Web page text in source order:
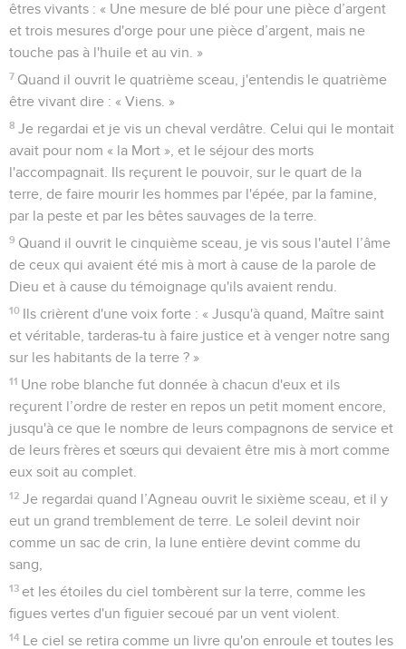
êtres vivants : « Une mesure de blé pour une pièce d’argent
et trois mesures d'orge pour une pièce d’argent, mais ne
touche pas à l'huile et au vin. »
7 Quand il ouvrit le quatrième sceau, j'entendis le quatrième
être vivant dire : « Viens. »
8 Je regardai et je vis un cheval verdâtre. Celui qui le montait
avait pour nom « la Mort », et le séjour des morts
l'accompagnait. Ils reçurent le pouvoir, sur le quart de la
terre, de faire mourir les hommes par l'épée, par la famine,
par la peste et par les bêtes sauvages de la terre.
9 Quand il ouvrit le cinquième sceau, je vis sous l'autel l’âme
de ceux qui avaient été mis à mort à cause de la parole de
Dieu et à cause du témoignage qu'ils avaient rendu.
10 Ils crièrent d'une voix forte : « Jusqu'à quand, Maître saint
et véritable, tarderas-tu à faire justice et à venger notre sang
sur les habitants de la terre ? »
11 Une robe blanche fut donnée à chacun d'eux et ils
reçurent l’ordre de rester en repos un petit moment encore,
jusqu'à ce que le nombre de leurs compagnons de service et
de leurs frères et sœurs qui devaient être mis à mort comme
eux soit au complet.
12 Je regardai quand l’Agneau ouvrit le sixième sceau, et il y
eut un grand tremblement de terre. Le soleil devint noir
comme un sac de crin, la lune entière devint comme du
sang,
13 et les étoiles du ciel tombèrent sur la terre, comme les
figues vertes d'un figuier secoué par un vent violent.
14 Le ciel se retira comme un livre qu'on enroule et toutes les